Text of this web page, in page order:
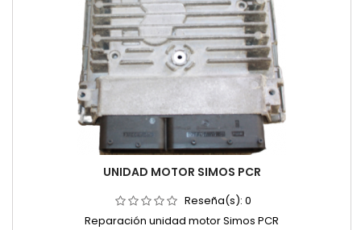
UNIDAD MOTOR SIMOS PCR
Reseña(s): 0
Reparación unidad motor Simos PCR